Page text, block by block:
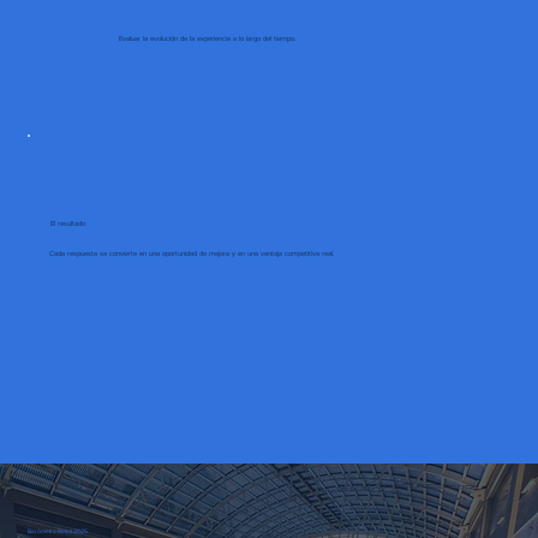
Evaluar la evolución de la experiencia a lo largo del tiempo.
El resultado
Cada respuesta se convierte en una oportunidad de mejora y en una ventaja competitiva real.
Barómetro Retail 2025